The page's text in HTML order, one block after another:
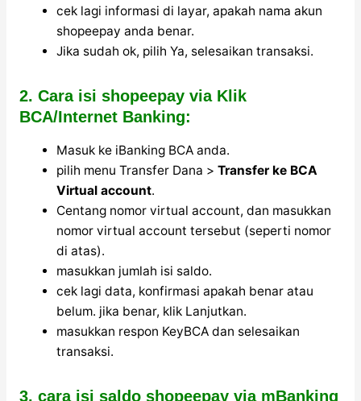
cek lagi informasi di layar, apakah nama akun
shopeepay anda benar.
Jika sudah ok, pilih Ya, selesaikan transaksi.
2. Cara isi shopeepay via Klik
BCA/Internet Banking:
Masuk ke iBanking BCA anda.
pilih menu Transfer Dana >Transfer ke BCA
Virtual account.
Centang nomor virtual account, dan masukkan
nomor virtual account tersebut (seperti nomor
di atas).
masukkan jumlah isi saldo.
cek lagi data, konfirmasi apakah benar atau
belum. jika benar, klik Lanjutkan.
masukkan respon KeyBCA dan selesaikan
transaksi.
3. cara isi saldo shopeepay via mBanking